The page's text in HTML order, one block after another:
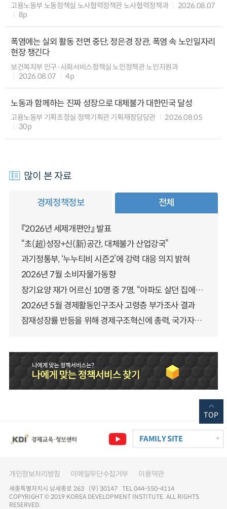
고용노동부 노동정책실 노사협력정책관 노사협력정책과
2026.08.07
8p
폭염에는 실외 활동 전면 중단, 정은경 장관, 폭염 속 노인일자리
현장 챙긴다
보건복지부 인구·사회서비스정책실 노인정책관 노인지원과
2026.08.07
4p
노동과 함께하는 진짜 성장으로 대체불가 대한민국 달성
고용노동부 기획조정실 정책기획관 기획재정담당관
2026.08.05
30p
많이 본 자료
경제정책정보 전체
『2026년 세제개편안』 발표
“초(超)성장+신(新)공간, 대체불가 산업강국”
과기정통부, ‘누누티비 시즌2’에 강력 대응 의지 밝혀
2026년 7월 소비자물가동향
장기요양 재가 어르신 10명 중 7명, “아파도 살던 집에서 살겠다” 「2025년 장기요양실태조사」 결과 발표
2026년 5월 경제활동인구조사 고령층 부가조사 결과
잠재성장률 반등을 위해 경제구조혁신에 총력, 국가자산 관리체계 대전환
FAMILY SITE
개인정보처리방침 이메일무단수집거부 이용약관
세종특별자치시 남세종로 263 (우) 30147 TEL 044-550-4114
COPYRIGHT © 2019 KOREA DEVELOPMENT INSTITUTE. ALL RIGHTS
RESERVED.
TOP